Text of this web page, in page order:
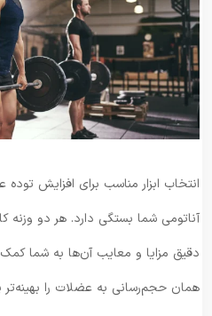
انتخاب ابزار مناسب برای افزایش
آناتومی شما بستگی دارد. هر دو وزنه
دقیق مزایا و معایب آن‌ها به شما
همان حجم‌رسانی به عضلات را بهینه‌تر